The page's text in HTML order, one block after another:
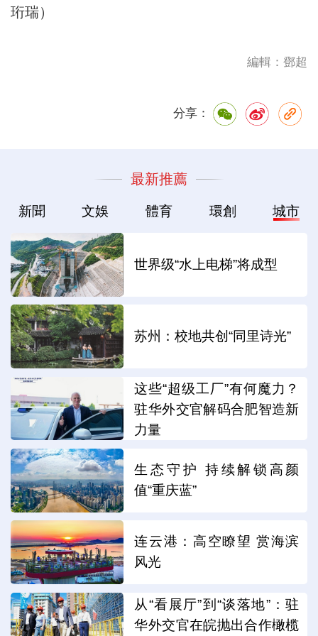
珩瑞）
編輯：鄧超
分享：
最新推薦
新聞 文娛 體育 環創 城市
世界级“水上电梯”将成型
苏州：校地共创“同里诗光”
这些“超级工厂”有何魔力？
驻华外交官解码合肥智造新
力量
生态守护 持续解锁高颜
值“重庆蓝”
连云港：高空瞭望 赏海滨
风光
从“看展厅”到“谈落地”：驻
华外交官在皖抛出合作橄榄